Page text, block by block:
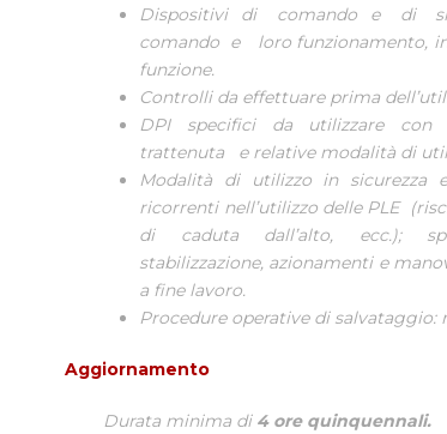
Dispositivi di comando e di
comando e loro funzionamento,
funzione.
Controlli da effettuare prima
DPI specifici da utilizzare con
trattenuta e relative modalità di
Modalità di utilizzo in sicurezza
ricorrenti nell’utilizzo delle PLE
di caduta dall’alto, ecc.);
stabilizzazione, azionamenti e
a fine lavoro.
Procedure operative di salvataggio:
Aggiornamento
Durata minima di 4 ore quinquennali.